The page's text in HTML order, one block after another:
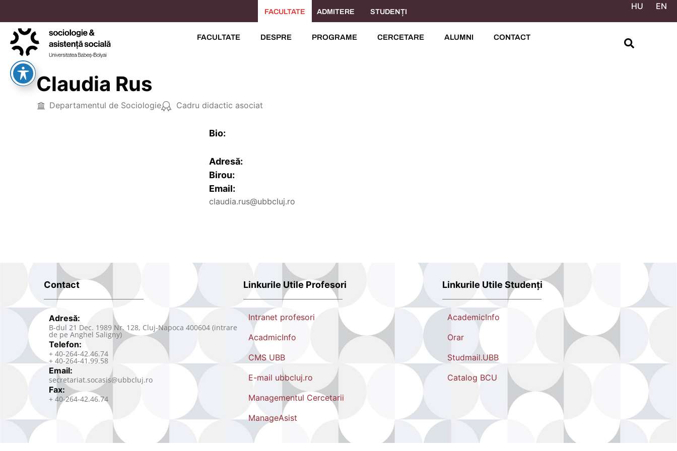
FACULTATE ADMITERE STUDENȚI
HU EN
FACULTATE DESPRE PROGRAME CERCETARE ALUMNI CONTACT
Claudia Rus
Departamentul de Sociologie Cadru didactic asociat
Bio:
Adresă:
Birou:
Email:
claudia.rus@ubbcluj.ro
Contact
Adresă:
B-dul 21 Dec. 1989 Nr. 128, Cluj-Napoca 400604 (intrare
de pe Anghel Saligny)
Telefon:
+ 40-264-42.46.74
+ 40-264-41.99.58
Email:
secretariat.socasis@ubbcluj.ro
Fax:
+ 40-264-42.46.74
Linkurile Utile Profesori
Intranet profesori
AcadmicInfo
CMS UBB
E-mail ubbcluj.ro
Managementul Cercetarii
ManageAsist
Linkurile Utile Studenți
AcademicInfo
Orar
Studmail.UBB
Catalog BCU